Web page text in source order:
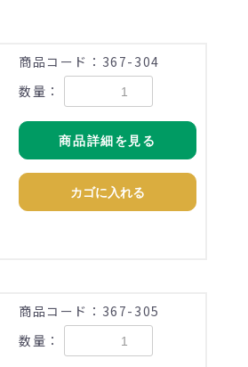
商品コード：367-304
数量：
商品詳細を見る
カゴに入れる
商品コード：367-305
数量：